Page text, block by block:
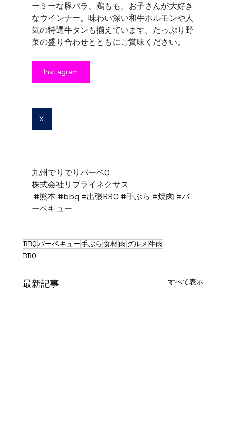
ーミーな豚バラ、鶏もも。お子さんが大好き
なウインナー。味わい深い和牛ホルモンや人
気の特選牛タンも揃えています。たっぷり野
菜の盛り合わせとともにご賞味ください。
Instagram
X
九州でりでりバーベQ
株式会社リブライネクサス
#熊本 #bbq #出張BBQ #手ぶら #焼肉 #バ
ーベキュー
BBQバーベキュー手ぶら 食材肉 グルメ 牛肉
BBQ
最新記事 すべて表示